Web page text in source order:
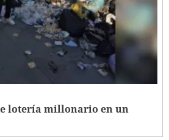
lotería millonario en un